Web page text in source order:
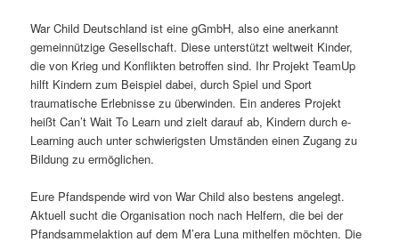
War Child Deutschland ist eine gGmbH, also eine anerkannt
gemeinnützige Gesellschaft. Diese unterstützt weltweit Kinder,
die von Krieg und Konflikten betroffen sind. Ihr Projekt TeamUp
hilft Kindern zum Beispiel dabei, durch Spiel und Sport
traumatische Erlebnisse zu überwinden. Ein anderes Projekt
heißt Can’t Wait To Learn und zielt darauf ab, Kindern durch e-
Learning auch unter schwierigsten Umständen einen Zugang zu
Bildung zu ermöglichen.
Eure Pfandspende wird von War Child also bestens angelegt.
Aktuell sucht die Organisation noch nach Helfern, die bei der
Pfandsammelaktion auf dem M’era Luna mithelfen möchten. Die